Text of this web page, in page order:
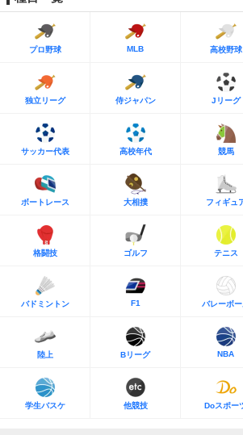
プロ野球 MLB 高校野球
独立リーグ 侍ジャパン Jリーグ
サッカー代表 高校年代 競馬
ボートレース 大相撲 フィギュ
格闘技 ゴルフ テニス
バドミントン F1 バレーボ
陸上 Bリーグ NBA
学生バスケ 他競技 Doスポー